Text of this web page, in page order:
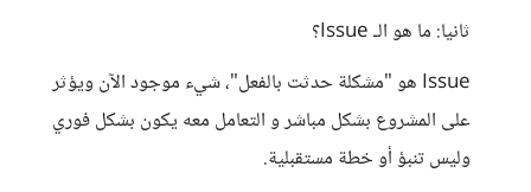
ثانيا: ما هو الـ Issue؟
Issue هو "مشكلة حدثت بالفعل"، شيء موجود الآن ويؤثر
على المشروع بشكل مباشر و التعامل معه يكون بشكل فوري
وليس تنبؤ أو خطة مستقبلية.